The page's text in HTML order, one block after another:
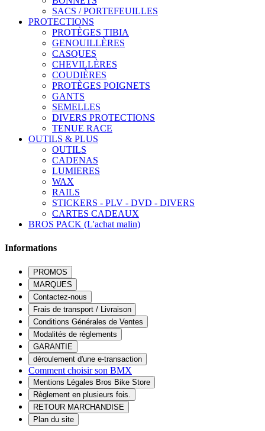
SACS / PORTEFEUILLES
PROTECTIONS
PROTÈGES TIBIA
GENOUILLÈRES
CASQUES
CHEVILLÈRES
COUDIÈRES
PROTÈGES POIGNETS
GANTS
SEMELLES
DIVERS PROTECTIONS
TENUE RACE
OUTILS & PLUS
OUTILS
CADENAS
LUMIERES
WAX
RAILS
STICKERS - PLV - DVD - DIVERS
CARTES CADEAUX
BROS PACK (L'achat malin)
Informations
PROMOS
MARQUES
Contactez-nous
Frais de transport / Livraison
Conditions Générales de Ventes
Modalités de règlements
GARANTIE
déroulement d'une e-transaction
Comment choisir son BMX
Mentions Légales Bros Bike Store
Règlement en plusieurs fois.
RETOUR MARCHANDISE
Plan du site